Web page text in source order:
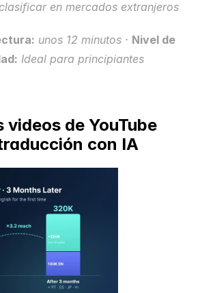
en mercados extranjeros
unos 12 minutos · Nivel de
Ideal para principiantes
videos de YouTube
con IA